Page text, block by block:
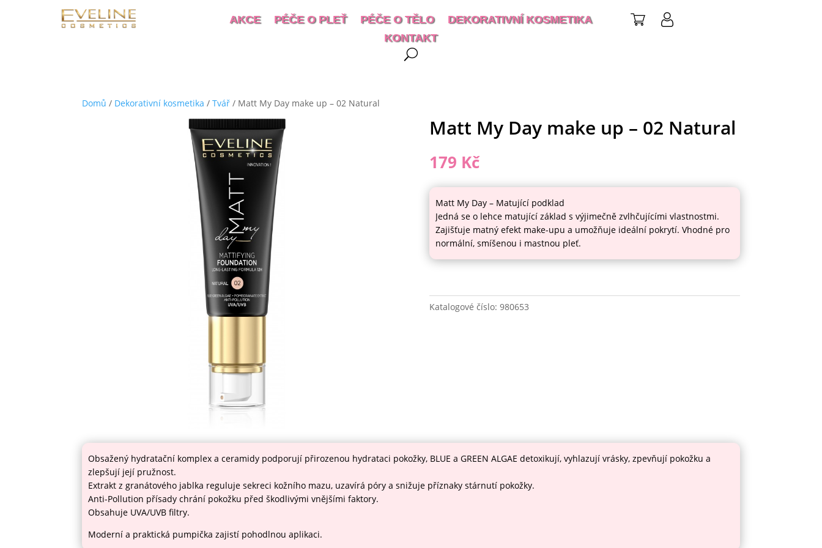
AKCE PÉČE O PLEŤ PÉČE O TĚLO
DEKORATIVNÍ KOSMETIKA
KONTAKT
Domů / Dekorativní kosmetika /Tvář / Matt My Day make up – 02 Natural
Matt My Day make up – 02 Natural
179 Kč
Matt My Day – Matující podklad
Jedná se o lehce matující základ s výjimečně zvlhčujícími vlastnostmi.
Zajišťuje matný efekt make-upu a umožňuje ideální pokrytí. Vhodné pro
normální, smíšenou i mastnou pleť.
Katalogové číslo: 980653
Obsažený hydratační komplex a ceramidy podporují přirozenou hydrataci pokožky, BLUE a GREEN ALGAE detoxikují, vyhlazují vrásky, zpevňují pokožku a
zlepšují její pružnost.
Extrakt z granátového jablka reguluje sekreci kožního mazu, uzavírá póry a snižuje příznaky stárnutí pokožky.
Anti-Pollution přísady chrání pokožku před škodlivými vnějšími faktory.
Obsahuje UVA/UVB filtry.
Moderní a praktická pumpička zajistí pohodlnou aplikaci.